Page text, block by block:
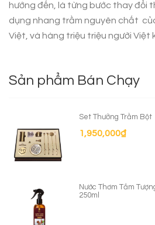
hướng đến, là từng bước thay đổi
dụng nhang trầm nguyên chất
Việt, và hàng triệu triệu người Việt
Sản phẩm Bán Chạy
Set Thưởng Trầm Bột
1,950,000₫
Nước Thơm Tắm
250ml